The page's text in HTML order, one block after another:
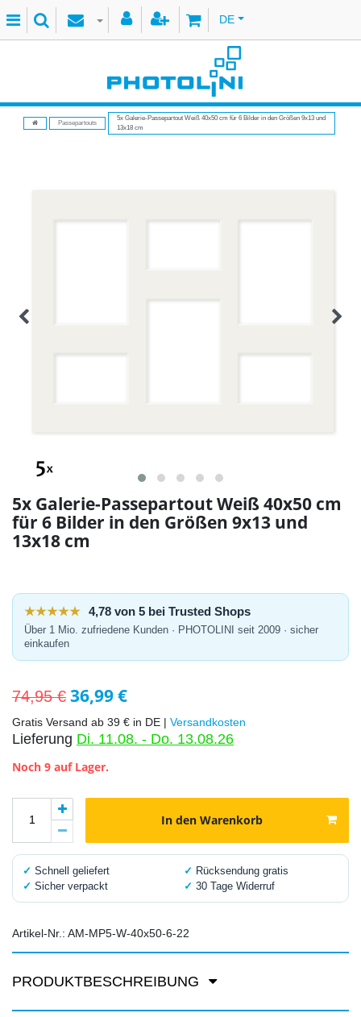
DE
Passepartouts
5x Galerie-Passepartout Weiß 40x50 cm für 6 Bilder in den Größen 9x13 und
13x18 cm
5x Galerie-Passepartout Weiß 40x50 cm
für 6 Bilder in den Größen 9x13 und
13x18 cm
★★★★★ 4,78 von 5 bei Trusted Shops
Über 1 Mio. zufriedene Kunden · PHOTOLINI seit 2009 · sicher
einkaufen
74,95 € 36,99 €
Gratis Versand ab 39 € in DE | Versandkosten
Lieferung Di. 11.08. - Do. 13.08.26
Noch 9 auf Lager.
In den Warenkorb
✓ Schnell geliefert ✓ Rücksendung gratis
✓ Sicher verpackt ✓ 30 Tage Widerruf
Artikel-Nr.: AM-MP5-W-40x50-6-22
PRODUKTBESCHREIBUNG